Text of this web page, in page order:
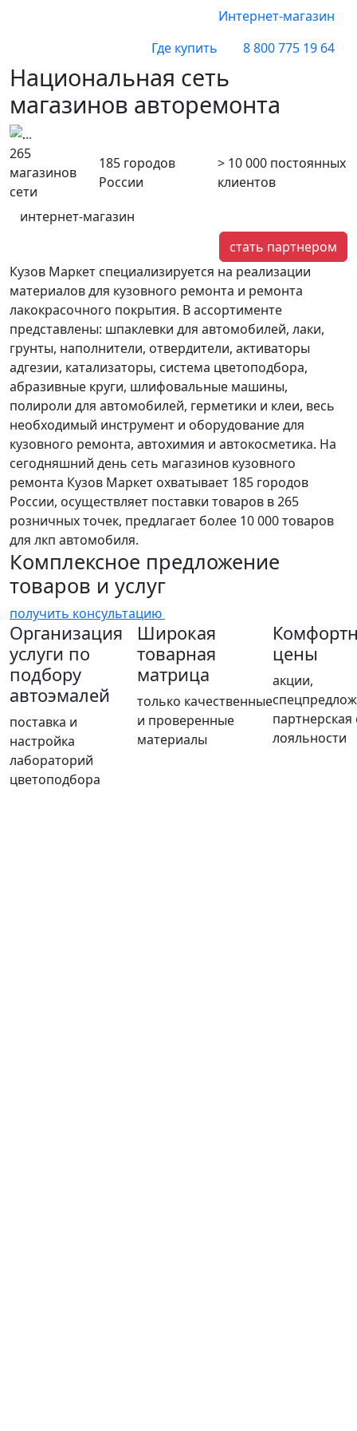
Интернет-магазин
Где купить
8 800 775 19 64
Национальная сеть
магазинов авторемонта
265
магазинов
сети
185 городов
России
> 10 000 постоянных
клиентов
интернет-магазин
стать партнером
Кузов Маркет специализируется на реализации
материалов для кузовного ремонта и ремонта
лакокрасочного покрытия. В ассортименте
представлены: шпаклевки для автомобилей, лаки,
грунты, наполнители, отвердители, активаторы
адгезии, катализаторы, система цветоподбора,
абразивные круги, шлифовальные машины,
полироли для автомобилей, герметики и клеи, весь
необходимый инструмент и оборудование для
кузовного ремонта, автохимия и автокосметика. На
сегодняшний день сеть магазинов кузовного
ремонта Кузов Маркет охватывает 185 городов
России, осуществляет поставки товаров в 265
розничных точек, предлагает более 10 000 товаров
для лкп автомобиля.
Комплексное предложение
товаров и услуг
получить консультацию
Организация
услуги по
подбору
автоэмалей
поставка и
настройка
лабораторий
цветоподбора
Широкая
товарная
матрица
только качественные
и проверенные
материалы
цены
акции,
партнерская
лояльности